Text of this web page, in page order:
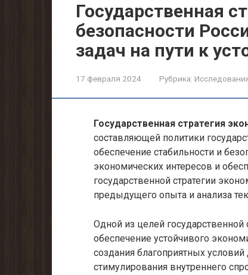
Государственная
безопасности
задач на пути к
17 февраля 2024 Рубрика:
Государственная стратегия
составляющей политики
обеспечение стабильности и
экономических интересов и
государственной стратегии
предыдущего опыта и анализа
Одной из целей государственной
обеспечение устойчивого
создания благоприятных
стимулирования внутреннего